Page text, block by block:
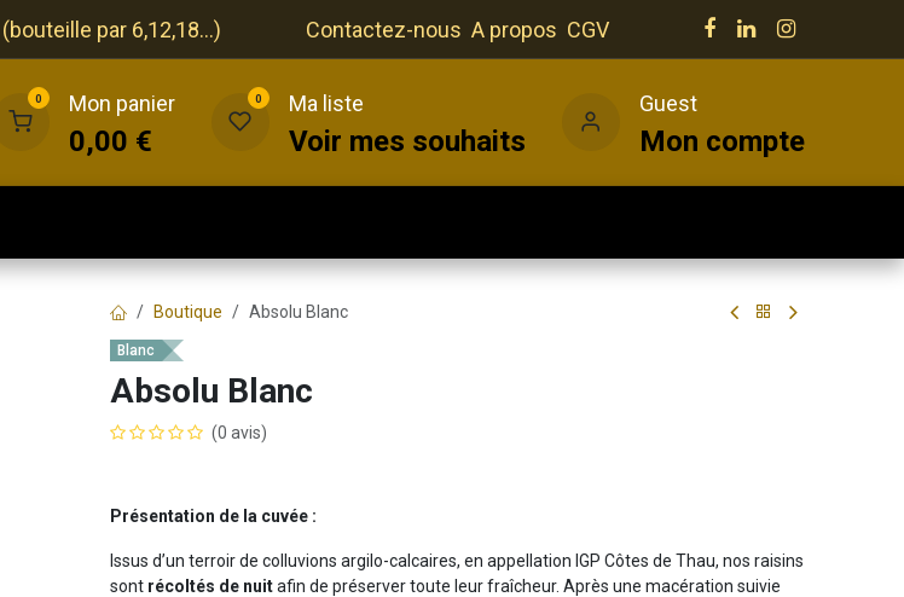
par 6,12,18...) Contactez-nous A propos CGV
0 Mon panier
0,00 €
0 Ma liste
Voir mes souhaits
Guest
Mon compte
Boutique Absolu Blanc
Blanc
Absolu Blanc
(0 avis)
Présentation de la cuvée :
Issus d’un terroir de colluvions argilo-calcaires, en appellation IGP Côtes de Thau, nos raisins
sont récoltés de nuitafin de préserver toute leur fraîcheur. Après une macération suivie